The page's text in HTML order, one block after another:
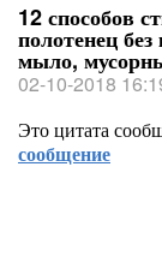
12 способов
полотенец
мыло,
02-10-2018
Это цитата
сообщение